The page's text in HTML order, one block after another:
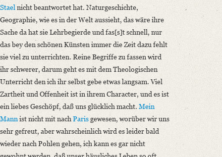
Stael nicht beantwortet hat. Naturgeschichte,
Geographie, wie es in der Welt aussieht, das wäre ihre
Sache da hat sie Lehrbegierde und fas[s]t schnell, nur
das bey den schönen Künsten immer die Zeit dazu fehlt
sie viel zu unterrichten. Reine Begriffe zu fassen wird
ihr schwerer, darum geht es mit dem Theologischen
Unterricht den ich ihr selbst gebe etwas langsam. Viel
Zartheit und Offenheit ist in ihrem Character, und es ist
ein liebes Geschöpf, daß uns glücklich macht. Mein
Mannist nicht mit nach Parisgewesen, worüber wir uns
sehr gefreut, aber wahrscheinlich wird es leider bald
wieder nach Pohlen gehen, ich kann es gar nicht